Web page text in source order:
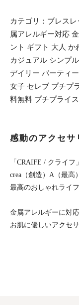
カテゴリ：ブレス
属アレルギー対応
ント ギフト 大人 か
カジュアル シンプ
デイリー パーティ
女子 セレブ プチプ
料無料 プチプライ
感動のアクセサ
「CRAIFE / クライフ」
crea（創造）A（最高
最高のおしゃれライ
金属アレルギーに対
お肌に優しいアクセ